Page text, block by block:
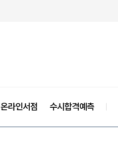
온라인서점 수시합격예측